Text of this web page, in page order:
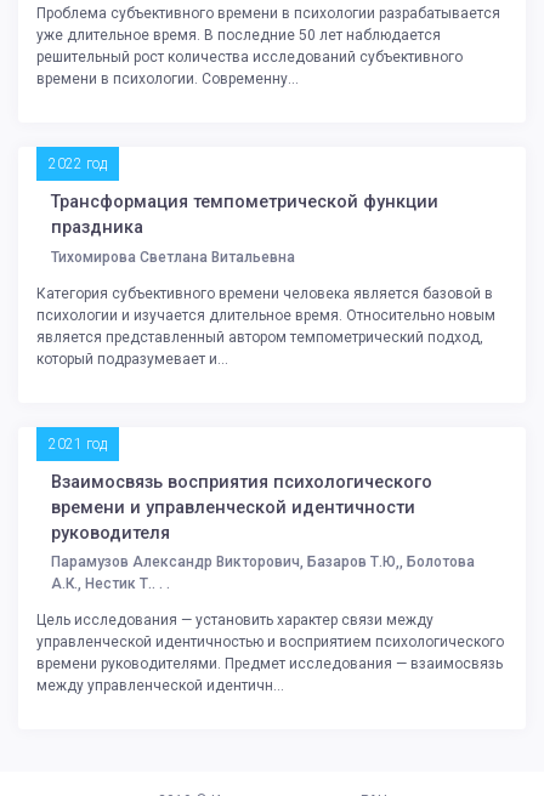
Проблема субъективного времени в психологии разрабатывается
уже длительное время. В последние 50 лет наблюдается
решительный рост количества исследований субъективного
времени в психологии. Современну...
2022 год
Трансформация темпометрической функции
праздника
Тихомирова Светлана Витальевна
Категория субъективного времени человека является базовой в
психологии и изучается длительное время. Относительно новым
является представленный автором темпометрический подход,
который подразумевает и...
2021 год
Взаимосвязь восприятия психологического
времени и управленческой идентичности
руководителя
Парамузов Александр Викторович, Базаров Т.Ю,, Болотова
А.К., Нестик Т.. . .
Цель исследования — установить характер связи между
управленческой идентичностью и восприятием психологического
времени руководителями. Предмет исследования — взаимосвязь
между управленческой идентичн...